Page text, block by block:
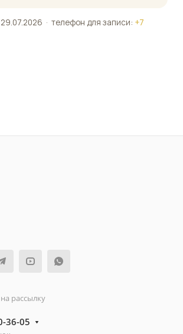
· телефон для записи: +7
рассылку
36-05